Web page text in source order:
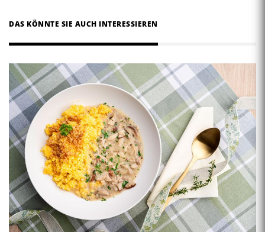
DAS KÖNNTE SIE AUCH INTERESSIEREN